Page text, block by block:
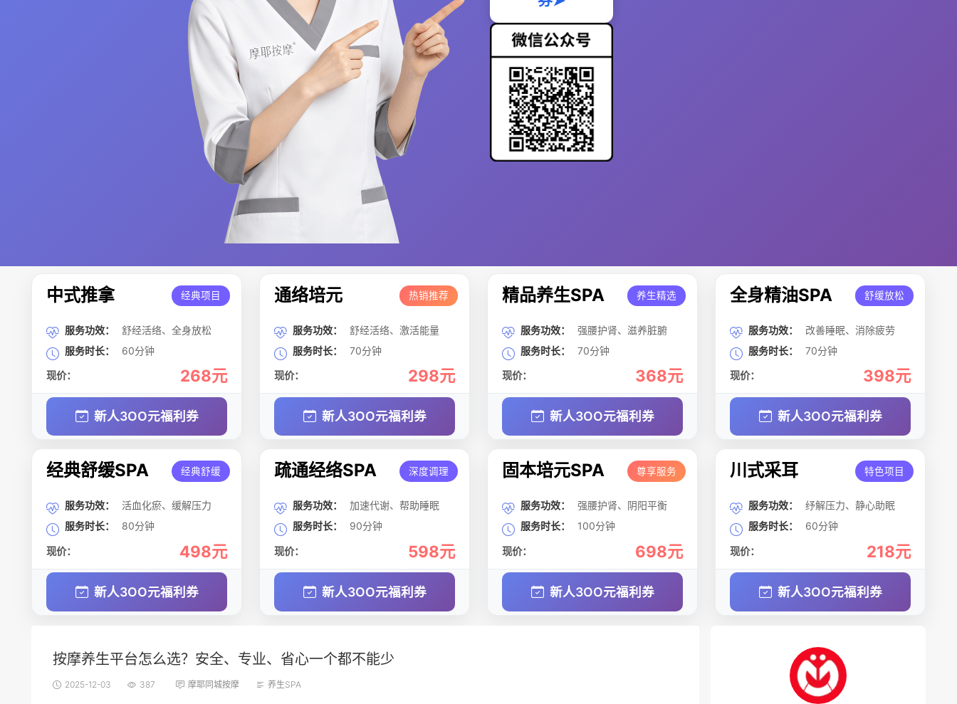
中式推拿 经典项目
服务功效：
舒经活络、全身放松
服务时长：
60分钟
现价： 268元
新人3OO元福利券
通络培元 热销推荐
服务功效：
舒经活络、激活能量
服务时长：
70分钟
现价： 298元
新人3OO元福利券
精品养生SPA 养生精选
服务功效：
强腰护肾、滋养脏腑
服务时长：
70分钟
现价： 368元
新人3OO元福利券
全身精油SPA 舒缓放松
服务功效：
改善睡眠、消除疲劳
服务时长：
70分钟
现价： 398元
新人3OO元福利券
经典舒缓SPA 经典舒缓
服务功效：
活血化瘀、缓解压力
服务时长：
80分钟
现价： 498元
新人3OO元福利券
疏通经络SPA 深度调理
服务功效：
加速代谢、帮助睡眠
服务时长：
90分钟
现价： 598元
新人3OO元福利券
固本培元SPA 尊享服务
服务功效：
强腰护肾、阴阳平衡
服务时长：
100分钟
现价： 698元
新人3OO元福利券
川式采耳 特色项目
服务功效：
纾解压力、静心助眠
服务时长：
60分钟
现价： 218元
新人3OO元福利券
按摩养生平台怎么选？安全、专业、省心一个都不能少
2025-12-03 387 摩耶同城按摩 养生SPA